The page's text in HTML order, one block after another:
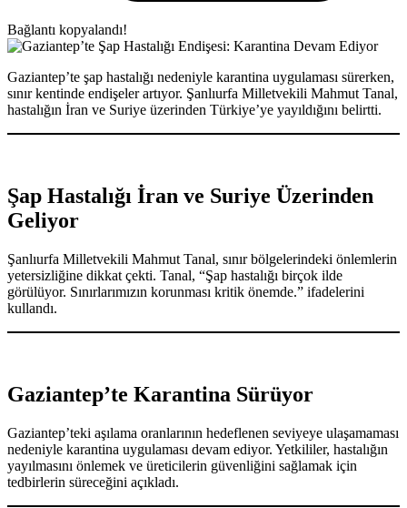
Bağlantı kopyalandı!
Gaziantep’te şap hastalığı nedeniyle karantina uygulaması sürerken,
sınır kentinde endişeler artıyor. Şanlıurfa Milletvekili Mahmut Tanal,
hastalığın İran ve Suriye üzerinden Türkiye’ye yayıldığını belirtti.
Şap Hastalığı İran ve Suriye Üzerinden
Geliyor
Şanlıurfa Milletvekili Mahmut Tanal, sınır bölgelerindeki önlemlerin
yetersizliğine dikkat çekti. Tanal, “Şap hastalığı birçok ilde
görülüyor. Sınırlarımızın korunması kritik önemde.” ifadelerini
kullandı.
Gaziantep’te Karantina Sürüyor
Gaziantep’teki aşılama oranlarının hedeflenen seviyeye ulaşamaması
nedeniyle karantina uygulaması devam ediyor. Yetkililer, hastalığın
yayılmasını önlemek ve üreticilerin güvenliğini sağlamak için
tedbirlerin süreceğini açıkladı.